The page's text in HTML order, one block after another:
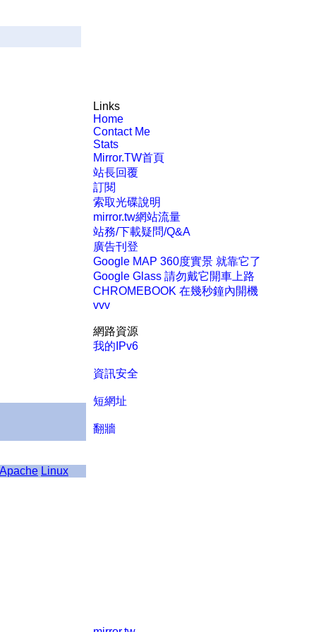
Apache Linux
Links
Home
Contact Me
Stats
Mirror.TW首頁
站長回覆
訂閱
索取光碟說明
mirror.tw網站流量
站務/下載疑問/Q&A
廣告刊登
Google MAP 360度實景 就靠它了
Google Glass 請勿戴它開車上路
CHROMEBOOK 在幾秒鐘內開機
vvv
網路資源
我的IPv6
資訊安全
短網址
翻牆